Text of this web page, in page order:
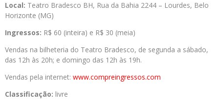
Local: Teatro Bradesco BH, Rua da Bahia 2244 – Lourdes, Belo
Horizonte (MG)
Ingressos: R$ 60 (inteira) e R$ 30 (meia)
Vendas na bilheteria do Teatro Bradesco, de segunda a sábado,
das 12h às 20h; e domingo das 12h às 19h.
Vendas pela internet: www.compreingressos.com
Classificação: livre